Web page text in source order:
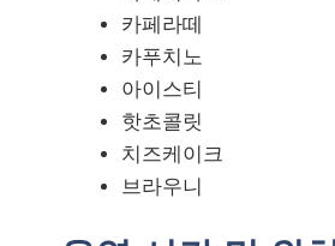
카페라떼
카푸치노
아이스티
핫초콜릿
치즈케이크
브라우니